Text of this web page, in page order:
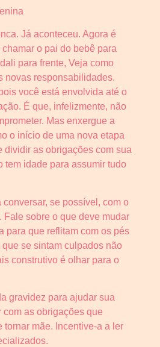
Já aconteceu. Agora é
o pai do bebê para
para frente, Veja como
novas responsabilidades.
você está envolvida até o
É que, infelizmente, não
Mas enxergue a
o início de uma nova etapa
dividir as obrigações com sua
tem idade para assumir tudo
conversar, se possível, com o
Fale sobre o que deve mudar
para que reflitam com os pés
se sintam culpados não
construtivo é olhar para o
gravidez para ajudar sua
com as obrigações que
tornar mãe. Incentive-a a ler